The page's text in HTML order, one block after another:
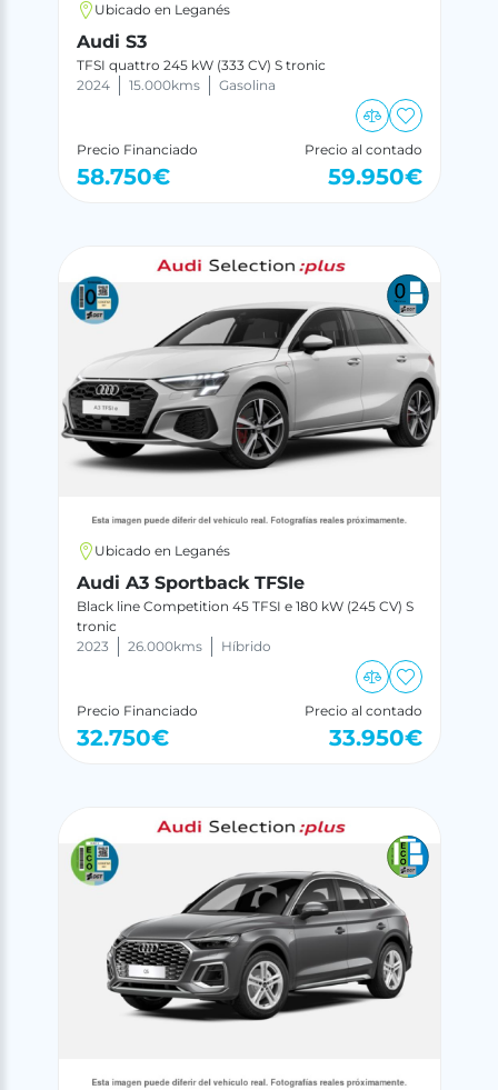
Ubicado en Leganés
Audi S3
TFSI quattro 245 kW (333 CV) S tronic
2024
15.000kms Gasolina
Precio Financiado
58.750€
Precio al contado
59.950€
Ubicado en Leganés
Audi A3 Sportback TFSIe
Black line Competition 45 TFSI e 180 kW (245 CV) S
tronic
2023
26.000kms Híbrido
Precio Financiado
32.750€
Precio al contado
33.950€